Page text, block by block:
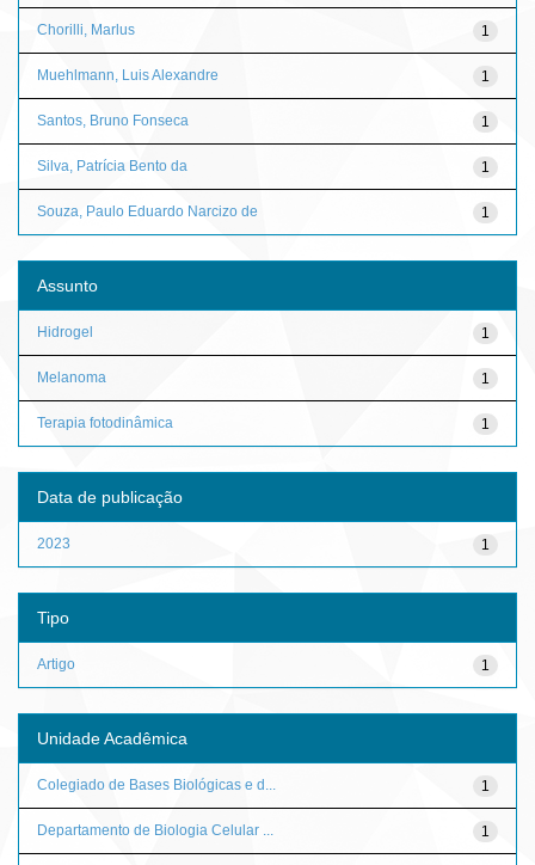
1
Chorilli, Marlus
1
Muehlmann, Luis Alexandre
1
Santos, Bruno Fonseca
1
Silva, Patrícia Bento da
1
Souza, Paulo Eduardo Narcizo de
Assunto
1
Hidrogel
1
Melanoma
1
Terapia fotodinâmica
Data de publicação
1
2023
Tipo
1
Artigo
Unidade Acadêmica
1
Colegiado de Bases Biológicas e d...
1
Departamento de Biologia Celular ...